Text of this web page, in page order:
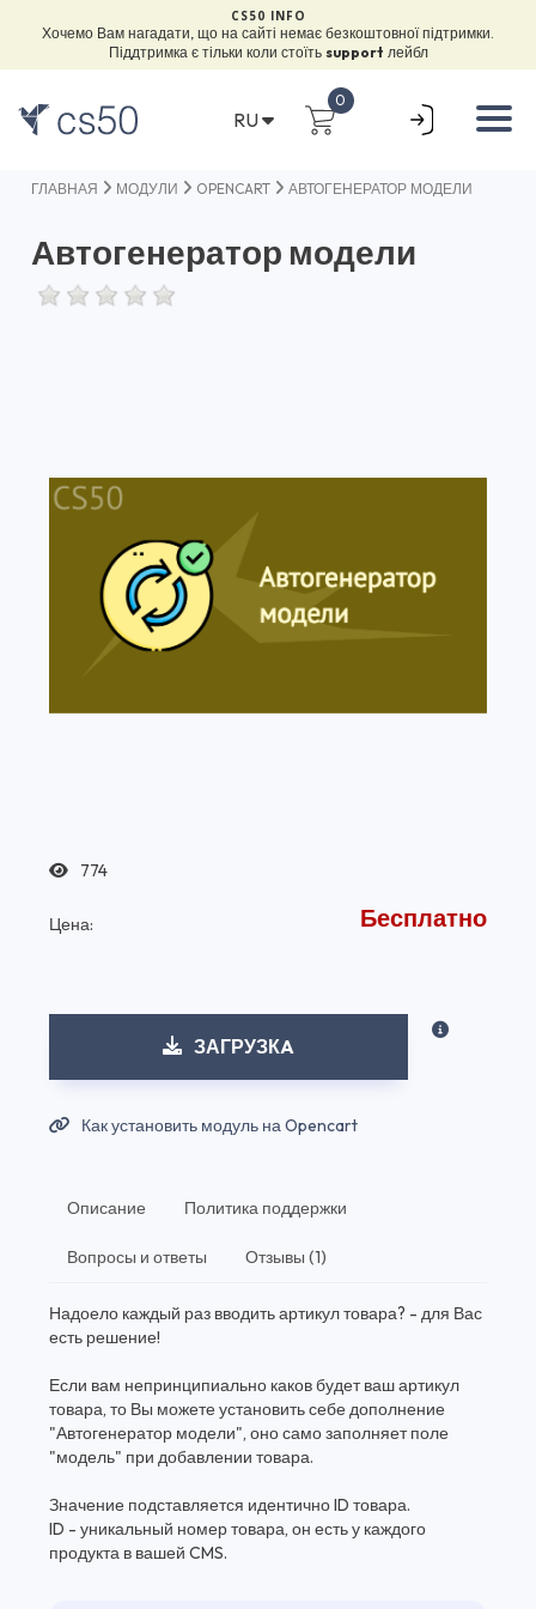
CS50 INFO
Хочемо Вам нагадати, що на сайті немає безкоштовної підтримки.
Піддтримка є тільки коли стоїть support лейбл
RU
0
ГЛАВНАЯ МОДУЛИ OPENCART АВТОГЕНЕРАТОР МОДЕЛИ
Автогенератор модели
774
Цена: Бесплатно
ЗАГРУЗКA
Как установить модуль на Opencart
Описание Политика поддержки
Вопросы и ответы Отзывы (1)
Надоело каждый раз вводить артикул товара? - для Вас
есть решение!
Если вам непринципиально каков будет ваш артикул
товара, то Вы можете установить себе дополнение
"Автогенератор модели", оно само заполняет поле
"модель" при добавлении товара.
Значение подставляется идентично ID товара.
ID - уникальный номер товара, он есть у каждого
продукта в вашей CMS.